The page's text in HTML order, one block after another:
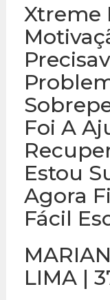
Xtreme
Foi A
Estou
Agora
Fácil
LIMA |